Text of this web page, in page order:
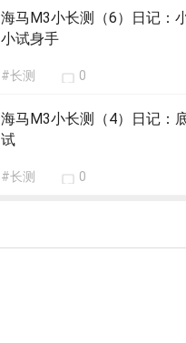
海马M3小长测（6）日记：
小试身手
#长测 0
海马M3小长测（4）日记：
试
#长测 0